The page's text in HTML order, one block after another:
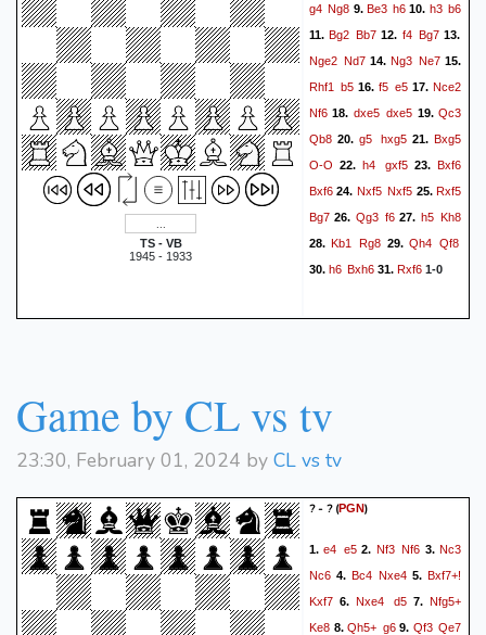
TS - VB
1945 - 1933
g4 Ng8 9. Be3 h6 10. h3 b6
11.Bg2 Bb7 12. f4 Bg713.
Nge2 Nd7 14. Ng3 Ne7 15.
Rhf1
b5 16. f5 e5 17. Nce2
Nf6 18. dxe5 dxe5 19.Qc3
Qb8 20.g5 hxg521.Bxg5
O-O 22.h4 gxf523.Bxf6
Bxf6 24. Nxf5 Nxf5 25.Rxf5
Bg7 26. Qg3 f6 27. h5 Kh8
28.Kb1 Rg8 29. Qh4 Qf8
30. h6 Bxh6 31. Rxf6 1-0
Game by CL vs tv
23:30, February 01, 2024 by CL vs tv
? - ?(PGN)
1.e4 e52. Nf3 Nf6 3.Nc3
Nc6 4. Bc4 Nxe4 5.Bxf7+!
Kxf7 6.Nxe4 d57.Nfg5+
Ke8 8. Qh5+ g69. Qf3 Qe7